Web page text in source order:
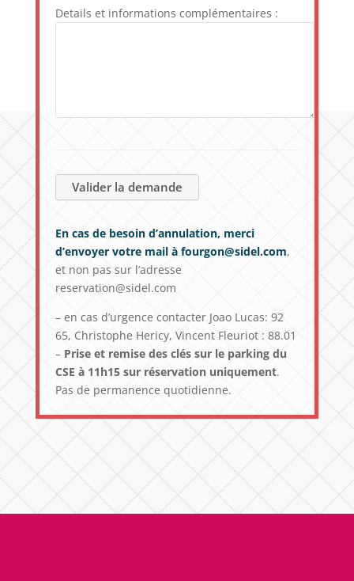
Details et informations complémentaires :
En cas de besoin d’annulation, merci
d’envoyer votre mail à fourgon@sidel.com,
et non pas sur l’adresse
reservation@sidel.com
– en cas d’urgence contacter Joao Lucas: 92
65, Christophe Hericy, Vincent Fleuriot : 88.01
– Prise et remise des clés sur le parking du
CSE à 11h15 sur réservation uniquement.
Pas de permanence quotidienne.